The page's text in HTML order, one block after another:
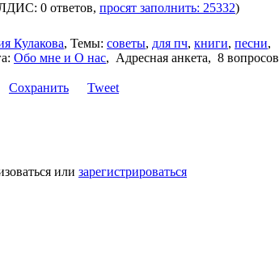
0 ответов, просят заполнить: 25332)
Кулакова, Темы: советы, для пч, книги, песни,
Обо мне и О нас, Адресная анкета, 8 вопросов
Сохранить Tweet
или зарегистрироваться